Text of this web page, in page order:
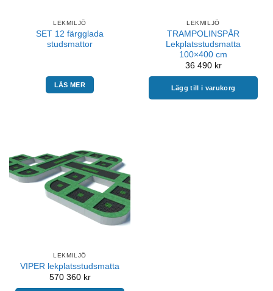
LEKMILJÖ
SET 12 färgglada
studsmattor
LÄS MER
LEKMILJÖ
TRAMPOLINSPÅR
Lekplatsstudsmatta
100×400 cm
36 490 kr
Lägg till i varukorg
LEKMILJÖ
VIPER lekplatsstudsmatta
570 360 kr